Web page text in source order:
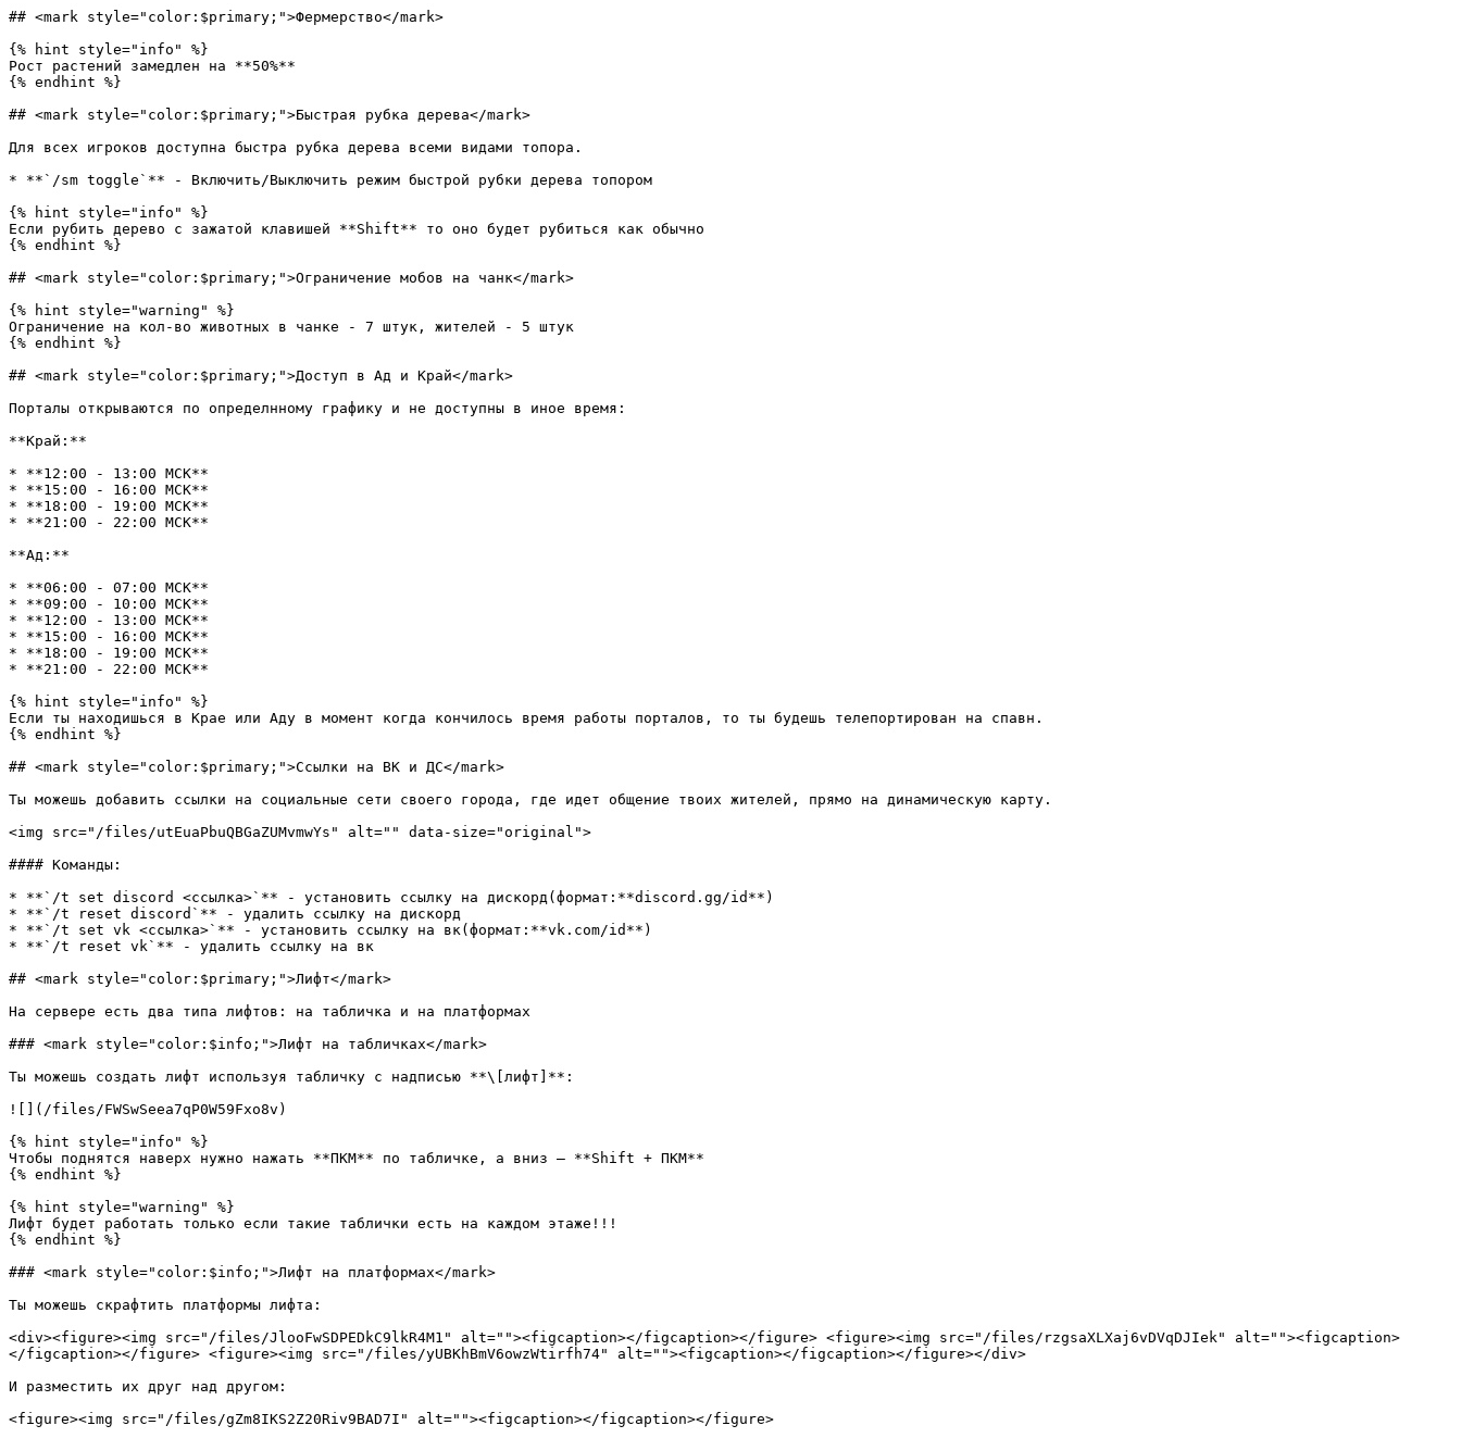
## <mark style="color:$primary;">Фермерство</mark>
{% hint style="info" %}
Рост растений замедлен на **50%**
{% endhint %}
## <mark style="color:$primary;">Быстрая рубка дерева</mark>
Для всех игроков доступна быстра рубка дерева всеми видами топора.
* **`/sm toggle`** - Включить/Выключить режим быстрой рубки дерева топором
{% hint style="info" %}
Если рубить дерево с зажатой клавишей **Shift** то оно будет рубиться как обычно
{% endhint %}
## <mark style="color:$primary;">Ограничение мобов на чанк</mark>
{% hint style="warning" %}
Ограничение на кол-во животных в чанке - 7 штук, жителей - 5 штук
{% endhint %}
## <mark style="color:$primary;">Доступ в Ад и Край</mark>
Порталы открываются по определнному графику и не доступны в иное время:
**Край:**
* **12:00 - 13:00 МСК**
* **15:00 - 16:00 МСК**
* **18:00 - 19:00 МСК**
* **21:00 - 22:00 МСК**
**Ад:**
* **06:00 - 07:00 МСК**
* **09:00 - 10:00 МСК**
* **12:00 - 13:00 МСК**
* **15:00 - 16:00 МСК**
* **18:00 - 19:00 МСК**
* **21:00 - 22:00 МСК**
{% hint style="info" %}
Если ты находишься в Крае или Аду в момент когда кончилось время работы порталов, то ты будешь телепортирован на спавн.
{% endhint %}
## <mark style="color:$primary;">Ссылки на ВК и ДС</mark>
Ты можешь добавить ссылки на социальные сети своего города, где идет общение твоих жителей, прямо на динамическую карту.
<img src="/files/utEuaPbuQBGaZUMvmwYs" alt="" data-size="original">
#### Команды:
* **`/t set discord <ссылка>`** - установить ссылку на дискорд(формат:**discord.gg/id**)
* **`/t reset discord`** - удалить ссылку на дискорд
* **`/t set vk <ссылка>`** - установить ссылку на вк(формат:**vk.com/id**)
* **`/t reset vk`** - удалить ссылку на вк
## <mark style="color:$primary;">Лифт</mark>
На сервере есть два типа лифтов: на табличка и на платформах
### <mark style="color:$info;">Лифт на табличках</mark>
Ты можешь создать лифт используя табличку с надписью **\[лифт]**:
![](/files/FWSwSeea7qP0W59Fxo8v)
{% hint style="info" %}
Чтобы поднятся наверх нужно нажать **ПКМ** по табличке, а вниз — **Shift + ПКМ**
{% endhint %}
{% hint style="warning" %}
Лифт будет работать только если такие таблички есть на каждом этаже!!!
{% endhint %}
### <mark style="color:$info;">Лифт на платформах</mark>
Ты можешь скрафтить платформы лифта:
<div><figure><img src="/files/JlooFwSDPEDkC9lkR4M1" alt=""><figcaption></figcaption></figure> <figure><img src="/files/rzgsaXLXaj6vDVqDJIek" alt=""><figcaption>
</figcaption></figure> <figure><img src="/files/yUBKhBmV6owzWtirfh74" alt=""><figcaption></figcaption></figure></div>
И разместить их друг над другом:
<figure><img src="/files/gZm8IKS2Z20Riv9BAD7I" alt=""><figcaption></figcaption></figure>